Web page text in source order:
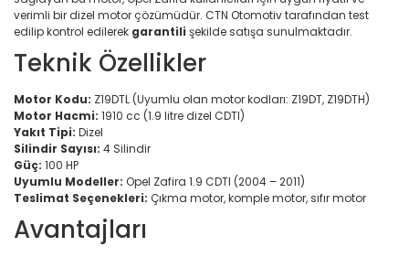
verimli bir dizel motor çözümüdür. CTN Otomotiv tarafından test
edilip kontrol edilerek garantili şekilde satışa sunulmaktadır.
Teknik Özellikler
Motor Kodu: Z19DTL (Uyumlu olan motor kodları: Z19DT, Z19DTH)
Motor Hacmi: 1910 cc (1.9 litre dizel CDTI)
Yakıt Tipi: Dizel
Silindir Sayısı: 4 Silindir
Güç: 100 HP
Uyumlu Modeller: Opel Zafira 1.9 CDTI (2004 – 2011)
Teslimat Seçenekleri: Çıkma motor, komple motor, sıfır motor
Avantajları